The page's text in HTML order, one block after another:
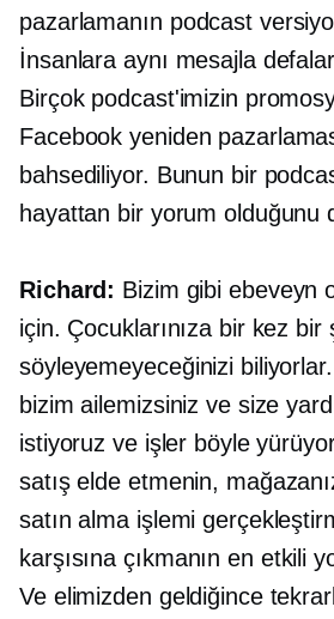
pazarlamanın podcast
İnsanlara aynı mesajla
Birçok podcast'imizin
Facebook yeniden
bahsediliyor. Bunun bir
hayattan bir yorum olduğunu
Richard: Bizim gibi ebeveyn
için. Çocuklarınıza bir kez bir
söyleyemeyeceğinizi
bizim ailemizsiniz ve size
istiyoruz ve işler böyle
satış elde etmenin,
satın alma işlemi
karşısına çıkmanın en etkili
Ve elimizden geldiğince